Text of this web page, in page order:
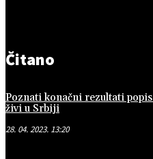
Čitano
Poznati konačni rezultati
živi u Srbiji
28. 04. 2023. 13:20